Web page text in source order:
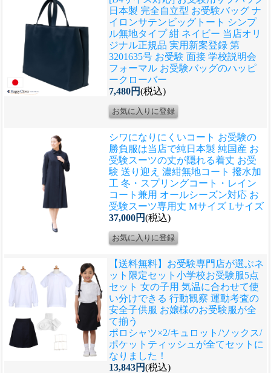
日本製 完全自立型 お受験バッグ ナ
イロンサテンビッグトート シンプ
ル無地タイプ 紺 ネイビー 当店オリ
ジナル正規品 実用新案登録 第
3201635号 お受験 面接 学校説明会
フォーマル お受験バッグのハッピ
ークローバー
7,480円(税込)
シワになりにくいコート お受験の
勝負服は当店で純日本製 純国産 お
受験スーツの丈が隠れる着丈 お受
験 送り迎え 濃紺無地コート 撥水加
工 冬・スプリングコート・レイン
コート兼用 オールシーズン対応 お
受験スーツ専用丈 Mサイズ Lサイズ
37,000円(税込)
【送料無料】お受験専門店が選ぶネ
ット限定セット 小学校お受験服5点
セット 女の子用 気温に合わせて使
い分けできる 行動観察 運動考査の
安全子供服 お嬢様のお受験服が全
て揃う
ポロシャツ×2/キュロット/ソックス/
ポケットティッシュが全てセットに
なりました！
13,843円(税込)